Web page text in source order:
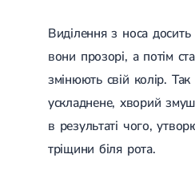
Виділення з носа досить
вони прозорі, а потім
змінюють свій колір.
ускладнене, хворий
в результаті чого,
тріщини біля рота.